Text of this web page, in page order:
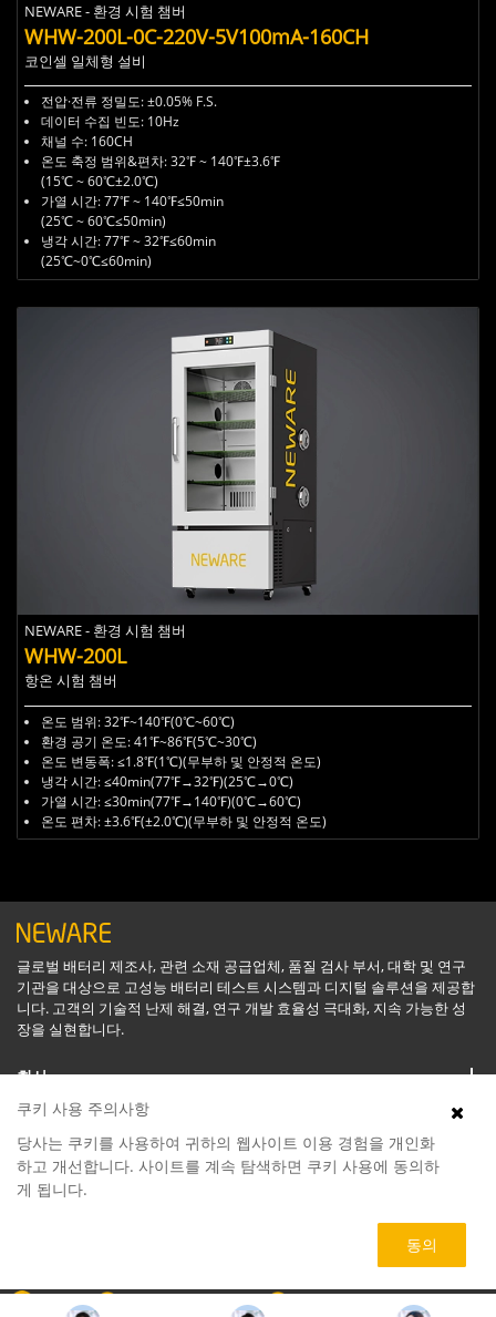
NEWARE - 환경 시험 챔버
WHW-200L-0C-220V-5V100mA-160CH ​
코인셀 일체형 설비
전압·전류 정밀도: ±0.05% F.S.
데이터 수집 빈도: 10Hz
채널 수: 160CH
온도 축정 범위&편차: 32℉ ~ 140℉±3.6℉
(15℃ ~ 60℃±2.0℃)
가열 시간: 77℉ ~ 140℉≤50min
(25℃ ~ 60℃≤50min)
냉각 시간: 77℉ ~ 32℉≤60min
(25℃~0℃≤60min)
NEWARE - 환경 시험 챔버
WHW-200L
항온 시험 챔버
온도 범위: 32℉~140℉(0℃~60℃)
환경 공기 온도: 41℉~86℉(5℃~30℃)
온도 변동폭: ≤1.8℉(1℃)(무부하 및 안정적 온도)
냉각 시간: ≤40min(77℉→32℉)(25℃→0℃)
가열 시간: ≤30min(77℉→140℉)(0℃→60℃)
온도 편차: ±3.6℉(±2.0℃)(무부하 및 안정적 온도)
글로벌 배터리 제조사, 관련 소재 공급업체, 품질 검사 부서, 대학 및 연구
기관을 대상으로 고성능 배터리 테스트 시스템과 디지털 솔루션을 제공합
니다. 고객의 기술적 난제 해결, 연구 개발 효율성 극대화, 지속 가능한 성
장을 실현합니다.
회사
소프트웨어
회사 070-4155-8866 service@neware.net
쿠키 사용 주의사항
당사는 쿠키를 사용하여 귀하의 웹사이트 이용 경험을 개인화
하고 개선합니다. 사이트를 계속 탐색하면 쿠키 사용에 동의하
게 됩니다.
동의